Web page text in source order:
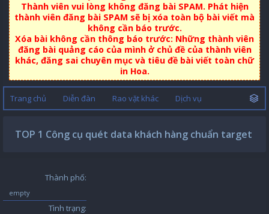
Thành viên vui lòng không đăng bài SPAM. Phát hiện
thành viên đăng bài SPAM sẽ bị xóa toàn bộ bài viết mà
không cần báo trước.
Xóa bài không cần thông báo trước: Những thành viên
đăng bài quảng cáo của mình ở chủ đề của thành viên
khác, đăng sai chuyên mục và tiêu đề bài viết toàn chữ
in Hoa.
Trang chủ Diễn đàn Rao vặt khác Dịch vụ
TOP 1 Công cụ quét data khách hàng chuẩn target
Thành phố:
empty
Tình trạng: